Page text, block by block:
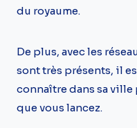
du royaume.
De plus, avec les
sont très présents, il
connaître dans sa
que vous lancez.